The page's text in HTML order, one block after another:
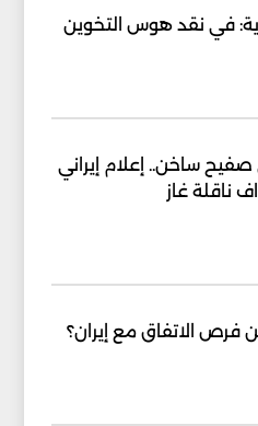
في نقد هوس التخوين
ساخن.. إعلام إيراني
ناقلة غاز
فرص الاتفاق مع إيران؟